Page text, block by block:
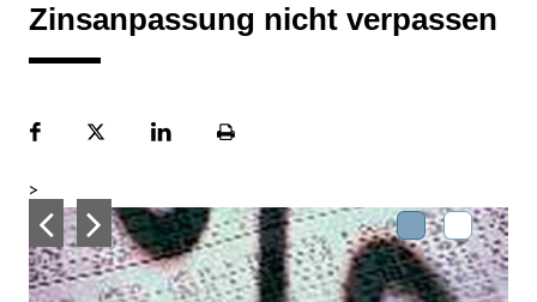
Zinsanpassung nicht verpassen
FacebookPlattformLinekdInSeite
>